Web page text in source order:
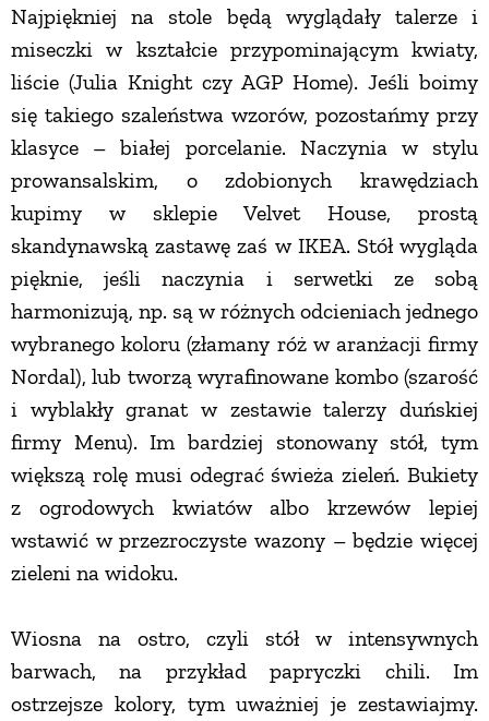
Najpiękniej na stole będą wyglądały talerze i
miseczki w kształcie przypominającym kwiaty,
liście (Julia Knight czy AGP Home). Jeśli boimy
się takiego szaleństwa wzorów, pozostańmy przy
klasyce – białej porcelanie. Naczynia w stylu
prowansalskim, o zdobionych krawędziach
kupimy w sklepie Velvet House, prostą
skandynawską zastawę zaś w IKEA. Stół wygląda
pięknie, jeśli naczynia i serwetki ze sobą
harmonizują, np. są w różnych odcieniach jednego
wybranego koloru (złamany róż w aranżacji firmy
Nordal), lub tworzą wyrafinowane kombo (szarość
i wyblakły granat w zestawie talerzy duńskiej
firmy Menu). Im bardziej stonowany stół, tym
większą rolę musi odegrać świeża zieleń. Bukiety
z ogrodowych kwiatów albo krzewów lepiej
wstawić w przezroczyste wazony – będzie więcej
zieleni na widoku.
Wiosna na ostro, czyli stół w intensywnych
barwach, na przykład papryczki chili. Im
ostrzejsze kolory, tym uważniej je zestawiajmy.
CIASTA I DESERY
DODATKI
PRZETWORY
INNE